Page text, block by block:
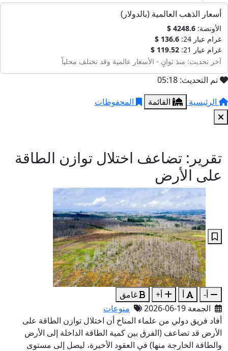
أسعار الذهب العالمية (بالدولار)
الأونصة: 4248.6 $
غرام عيار 24:
136.6 $
غرام عيار 21:
119.52 $
آخر تحديث: منذ ثوانٍ - الأسعار عالمية وقد تختلف محلياً
تم التحديث: 05:18
الرئيسية
القائمة المحفوظات
تقرير: تضاعف اختلال توازن الطاقة
على الأرض
أ- أ+
غامق
الجمعة 19-06-2026
منوعات
أفاد فريق دولي من علماء المناخ أن اختلال توازن الطاقة على
الأرض قد تضاعف (الفرق بين كمية الطاقة الداخلة إلى الأرض
والطاقة الخارجة منها) في العقود الأخيرة، ليصل إلى مستوى